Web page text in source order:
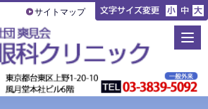
サイトマップ